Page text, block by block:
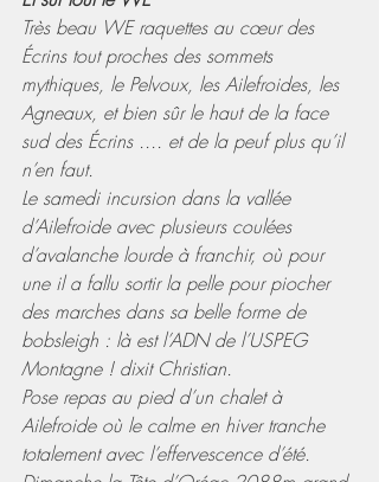
Très beau WE raquettes au cœur des
Écrins tout proches des sommets
mythiques, le Pelvoux, les Ailefroides, les
Agneaux, et bien sûr le haut de la face
sud des Écrins .... et de la peuf plus qu’il
n’en faut.
Le samedi incursion dans la vallée
d’Ailefroide avec plusieurs coulées
d’avalanche lourde à franchir, où pour
une il a fallu sortir la pelle pour piocher
des marches dans sa belle forme de
bobsleigh : là est l’ADN de l’USPEG
Montagne ! dixit Christian.
Pose repas au pied d’un chalet à
Ailefroide où le calme en hiver tranche
totalement avec l’effervescence d’été.